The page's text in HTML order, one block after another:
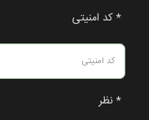
* کد امنیتی
* نظر